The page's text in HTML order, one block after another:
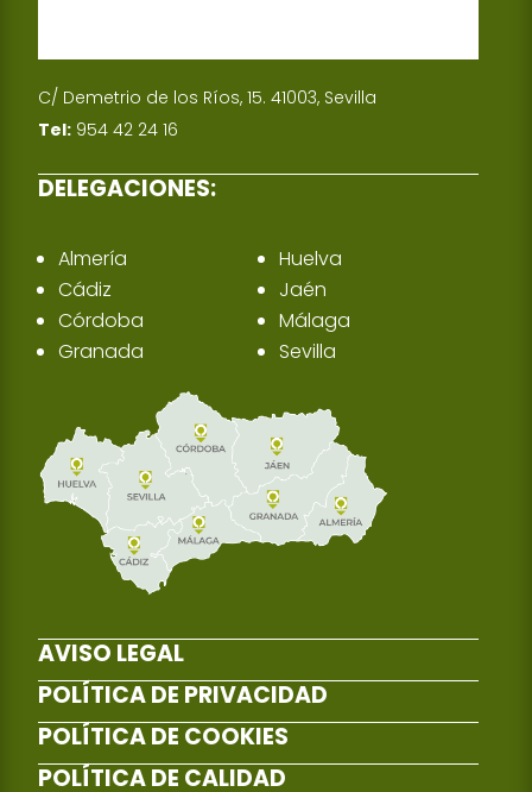
C/ Demetrio de los Ríos, 15. 41003, Sevilla
Tel: 954 42 24 16
DELEGACIONES:
Almería
Cádiz
Córdoba
Granada
Huelva
Jaén
Málaga
Sevilla
AVISO LEGAL
POLÍTICA DE PRIVACIDAD
POLÍTICA DE COOKIES
POLÍTICA DE CALIDAD